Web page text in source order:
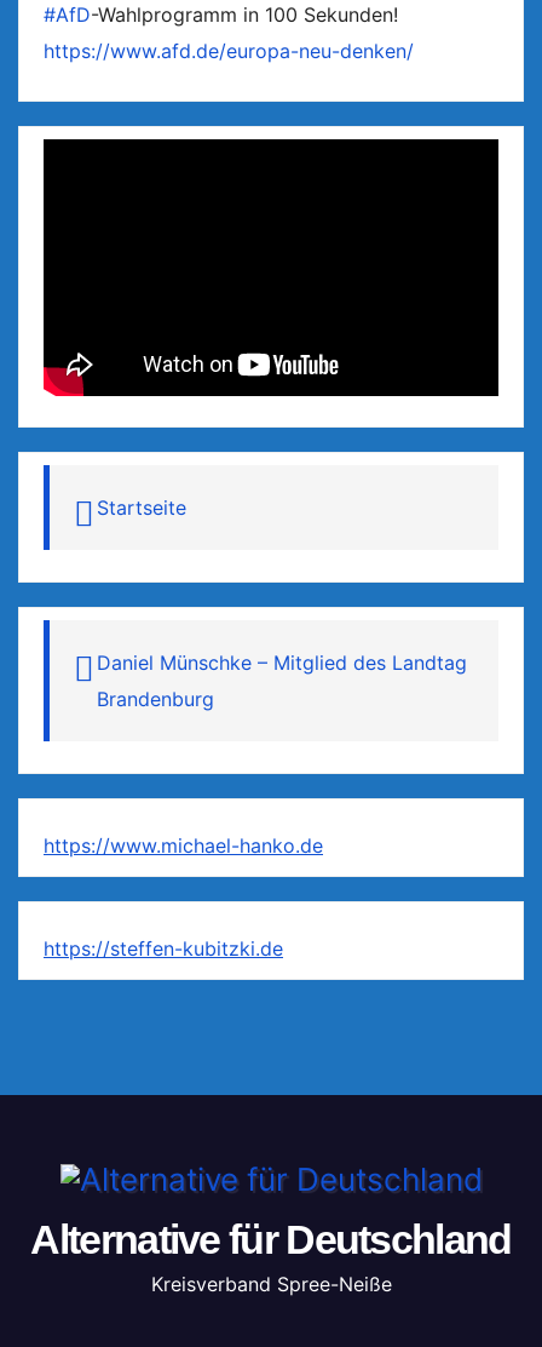
#AfD-Wahlprogramm in 100 Sekunden!
https://www.afd.de/europa-neu-denken/
Startseite
Daniel Münschke – Mitglied des Landtag
Brandenburg
https://www.michael-hanko.de
https://steffen-kubitzki.de
Alternative für Deutschland
Kreisverband Spree-Neiße